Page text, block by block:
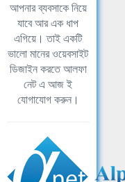
আপনার ব্যবসাকে নিয়ে
যাবে আর এক ধাপ
এগিয়ে। তাই একটি
ভালো মানের ওয়েবসাইট
ডিজাইন করতে আলফা
নেট এ আজ ই
যোগাযোগ করুন।